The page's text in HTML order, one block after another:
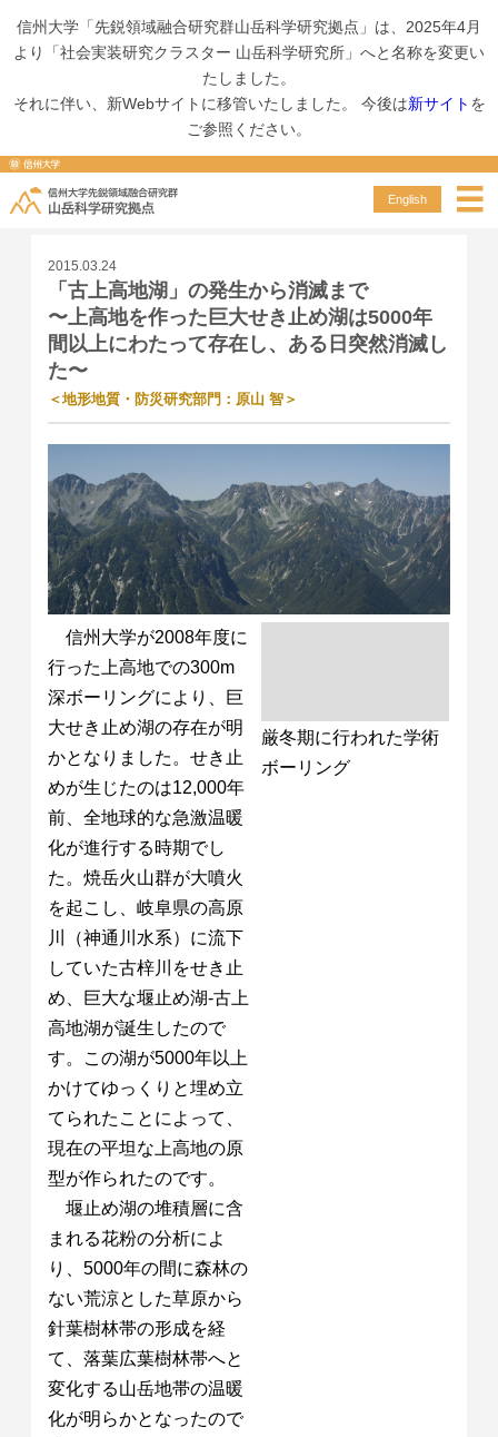
信州大学「先鋭領域融合研究群山岳科学研究拠点」は、2025年4月
より「社会実装研究クラスター 山岳科学研究所」へと名称を変更い
たしました。
それに伴い、新Webサイトに移管いたしました。 今後は新サイト を
ご参照ください。
English
「古上高地湖」の発生から消滅まで〜上高地を作った巨大せき止め湖は5000年間以上にわたって存在し、ある日突然消滅した〜＜地形地質・防災研究部門：原山 智＞
Special contents
2015.03.24
「古上高地湖」の発生から消滅まで
〜上高地を作った巨大せき止め湖は5000年
間以上にわたって存在し、ある日突然消滅し
た〜
＜地形地質・防災研究部門：原山 智＞
信州大学が2008年度に
行った上高地での300m
深ボーリングにより、巨
大せき止め湖の存在が明
かとなりました。せき止
めが生じたのは12,000年
前、全地球的な急激温暖
化が進行する時期でし
た。焼岳火山群が大噴火
を起こし、岐阜県の高原
川（神通川水系）に流下
していた古梓川をせき止
め、巨大な堰止め湖-古上
高地湖が誕生したので
す。この湖が5000年以上
かけてゆっくりと埋め立
てられたことによって、
現在の平坦な上高地の原
型が作られたのです。
堰止め湖の堆積層に含
まれる花粉の分析によ
り、5000年の間に森林の
ない荒涼とした草原から
針葉樹林帯の形成を経
て、落葉広葉樹林帯へと
変化する山岳地帯の温暖
化が明らかとなったので
厳冬期に行われた学術
ボーリング